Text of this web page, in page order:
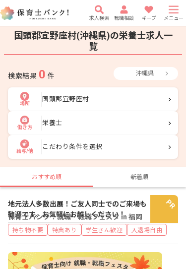
求人検索 転職相談 キープ メニュー
国頭郡宜野座村(沖縄県)の栄養士求人一
覧
検索結果 0 件 沖縄県
場所
国頭郡宜野座村
働き方
栄養士
給与/他
こだわり条件を選択
おすすめ順 新着順
保育士バンク！就職・転職フェスタ in 福岡
地元法人多数出展！ご友人同士でのご来場も
歓迎です。お気軽にお越しください！
持ち物不要 特典あり 学生さん歓迎 入退場自由